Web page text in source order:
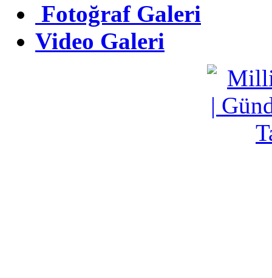
Fotoğraf Galeri
Video Galeri
Fotoğraf Galeri
Video Galeri